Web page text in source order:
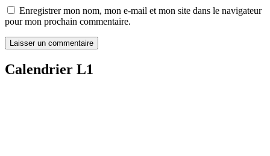
Enregistrer mon nom, mon e-mail et mon site dans le navigateur
pour mon prochain commentaire.
Calendrier L1